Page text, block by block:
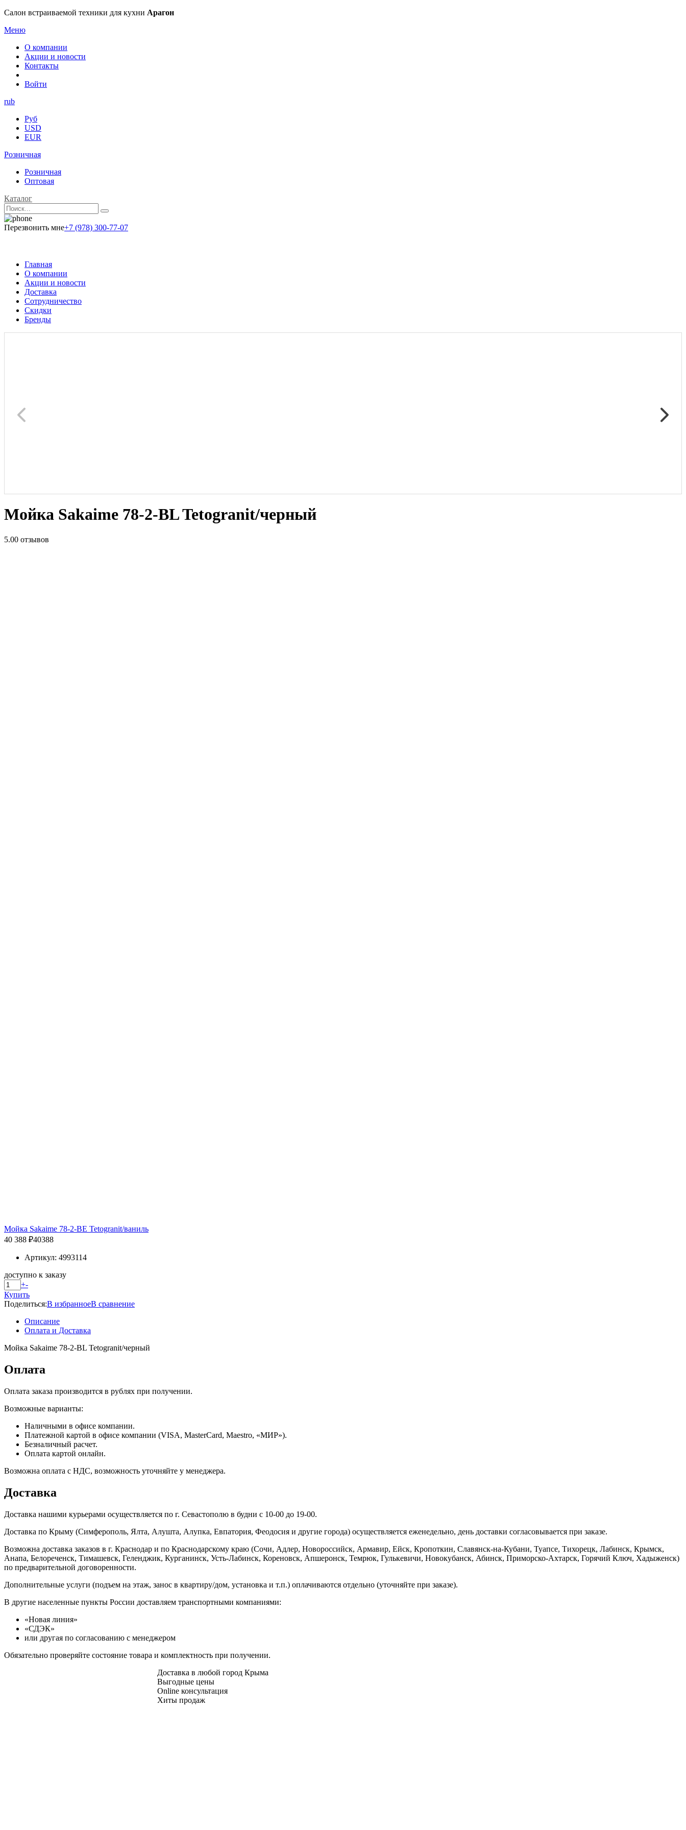
Салон встраиваемой техники для кухни Арагон
Меню
О компании
Акции и новости
Контакты
Войти
rub
Руб
USD
EUR
Розничная
Розничная
Оптовая
Каталог
Перезвонить мне+7 (978) 300-77-07
Главная
О компании
Акции и новости
Доставка
Сотрудничество
Скидки
Бренды
Мойка Sakaime 78-2-BL Tetogranit/черный
5.00 отзывов
Мойка Sakaime 78-2-BE Tetogranit/ваниль
40 388 ₽40388
Артикул: 4993114
доступно к заказу
+-
Купить
Поделиться:В избранноеВ сравнение
Описание
Оплата и Доставка
Мойка Sakaime 78-2-BL Tetogranit/черный
Оплата
Оплата заказа производится в рублях при получении.
Возможные варианты:
Наличными в офисе компании.
Платежной картой в офисе компании (VISA, MasterCard, Maestro, «МИР»).
Безналичный расчет.
Оплата картой онлайн.
Возможна оплата с НДС, возможность уточняйте у менеджера.
Доставка
Доставка нашими курьерами осуществляется по г. Севастополю в будни с 10-00 до 19-00.
Доставка по Крыму (Симферополь, Ялта, Алушта, Алупка, Евпатория, Феодосия и другие города) осуществляется еженедельно, день доставки согласовывается при заказе.
Возможна доставка заказов в г. Краснодар и по Краснодарскому краю (Сочи, Адлер, Новороссийск, Армавир, Ейск, Кропоткин, Славянск-на-Кубани, Туапсе, Тихорецк, Лабинск, Крымск,
Анапа, Белореченск, Тимашевск, Геленджик, Курганинск, Усть-Лабинск, Кореновск, Апшеронск, Темрюк, Гулькевичи, Новокубанск, Абинск, Приморско-Ахтарск, Горячий Ключ, Хадыженск)
по предварительной договоренности.
Дополнительные услуги (подъем на этаж, занос в квартиру/дом, установка и т.п.) оплачиваются отдельно (уточняйте при заказе).
В другие населенные пункты России доставляем транспортными компаниями:
«Новая линия»
«СДЭК»
или другая по согласованию с менеджером
Обязательно проверяйте состояние товара и комплектность при получении.
Доставка в любой город Крыма
Выгодные цены
Online консультация
Хиты продаж